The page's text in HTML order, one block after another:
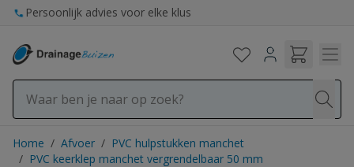
Ga naar de inhoud
Persoonlijk advies voor elke klus
Home / Afvoer / PVC hulpstukken manchet
/ PVC keerklep manchet vergrendelbaar 50 mm